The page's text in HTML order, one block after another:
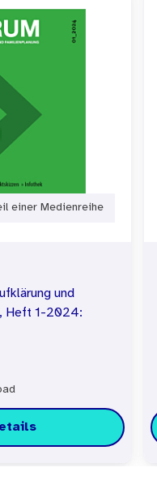
einer Medienreihe
und
Heft 1-2024: